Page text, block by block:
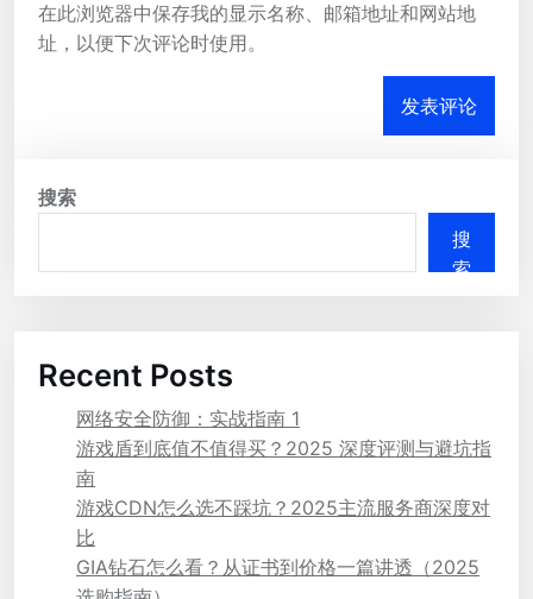
在此浏览器中保存我的显示名称、邮箱地址和网站地
址，以便下次评论时使用。
搜索
搜
索
Recent Posts
网络安全防御：实战指南 1
游戏盾到底值不值得买？2025 深度评测与避坑指
南
游戏CDN怎么选不踩坑？2025主流服务商深度对
比
GIA钻石怎么看？从证书到价格一篇讲透（2025